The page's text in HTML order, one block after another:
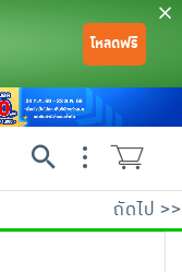
โหลดฟรี
ถัดไป >>